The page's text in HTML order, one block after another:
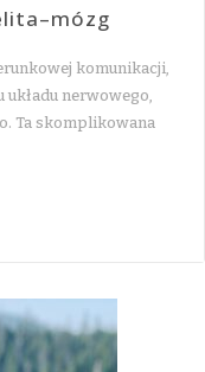
komunikacji,
nerwowego,
Ta skomplikowana